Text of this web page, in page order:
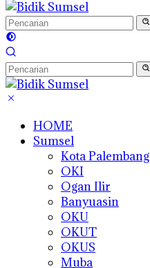
HOME
Sumsel
Kota Palembang
OKI
Ogan Ilir
Banyuasin
OKU
OKUT
OKUS
Muba